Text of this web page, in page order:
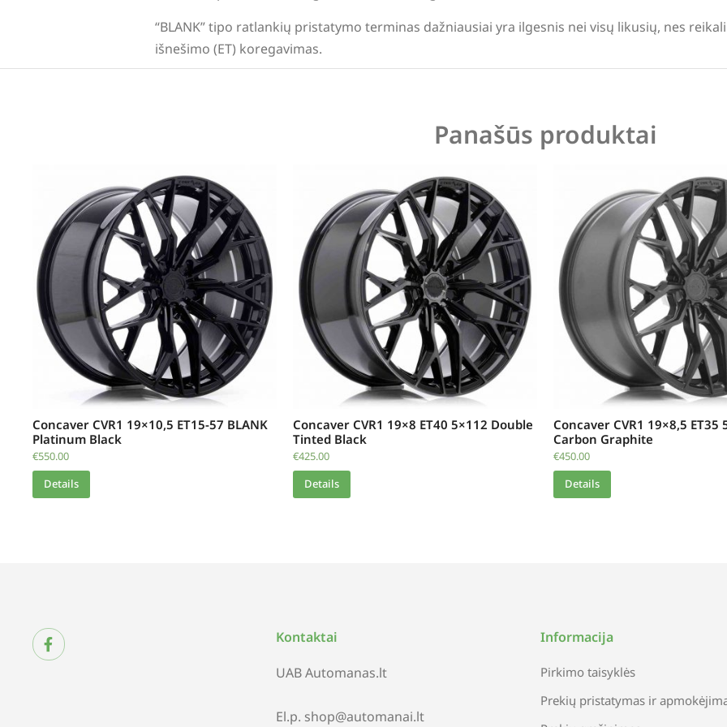
“BLANK” tipo ratlankių pristatymo terminas dažniausiai yra ilgesnis nei visų likusių, nes
išnešimo (ET) koregavimas.
Panašūs produktai
Concaver CVR1 19×10,5 ET15-57 BLANK
Platinum Black
€550.00
Details
Concaver CVR1 19×8 ET40 5×112 Double
Tinted Black
€425.00
Details
Concaver CVR1 19×8,5 ET35
Carbon Graphite
€450.00
Details
Kontaktai
UAB Automanas.lt
El.p. shop@automanai.lt
Informacija
Pirkimo taisyklės
Prekių pristatymas ir